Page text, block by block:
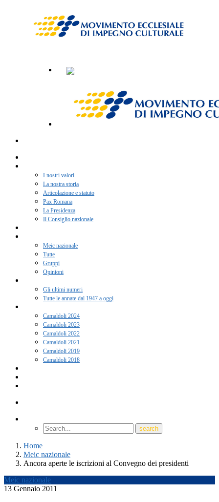
I nostri valori
La nostra storia
Articolazione e statuto
Pax Romana
La Presidenza
Il Consiglio nazionale
Meic nazionale
Tutte
Gruppi
Opinioni
Gli ultimi numeri
Tutte le annate dal 1947 a oggi
Camaldoli 2024
Camaldoli 2023
Camaldoli 2022
Camaldoli 2021
Camaldoli 2019
Camaldoli 2018
Home
Meic nazionale
Ancora aperte le iscrizioni al Convegno dei presidenti
Meic nazionale
13 Gennaio 2011